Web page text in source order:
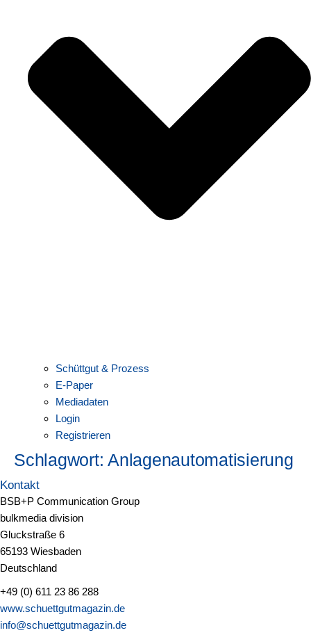
Schüttgut & Prozess
E-Paper
Mediadaten
Login
Registrieren
Schlagwort:Anlagenautomatisierung
Kontakt
BSB+P Communication Group
bulkmedia division
Gluckstraße 6
65193 Wiesbaden
Deutschland
+49 (0) 611 23 86 288
www.schuettgutmagazin.de
info@schuettgutmagazin.de